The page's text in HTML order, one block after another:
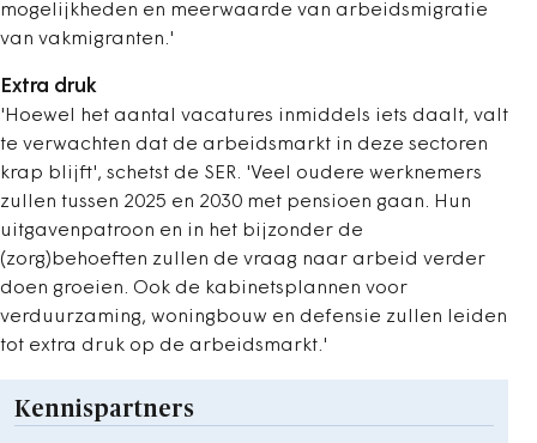
mogelijkheden en meerwaarde van arbeidsmigratie
van vakmigranten.'
Extra druk
'Hoewel het aantal vacatures inmiddels iets daalt, valt
te verwachten dat de arbeidsmarkt in deze sectoren
krap blijft', schetst de SER. 'Veel oudere werknemers
zullen tussen 2025 en 2030 met pensioen gaan. Hun
uitgavenpatroon en in het bijzonder de
(zorg)behoeften zullen de vraag naar arbeid verder
doen groeien. Ook de kabinetsplannen voor
verduurzaming, woningbouw en defensie zullen leiden
tot extra druk op de arbeidsmarkt.'
Kennispartners